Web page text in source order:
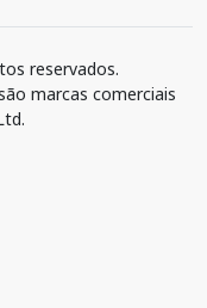
reservados.
marcas comerciais